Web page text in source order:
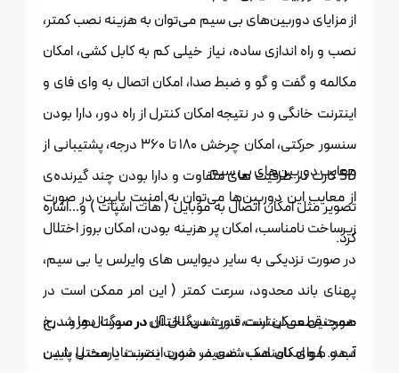
از مزایای دوربین‌های بی سیم می‌توان به هزینه نصب کمتر،
نصب و راه اندازی ساده، نیاز خیلی کم به کابل کشی، امکان
مکالمه و گفت و گو و ضبط صدا، امکان اتصال به وای فای و
اینترنت خانگی و در نتیجه امکان کنترل از راه دور، دارا بودن
سنسور حرکتی، امکان چرخش 180 تا 360 درجه، پشتیبانی از
SD کارت در ظرفیت های متفاوت و دارا بودن چند گیرنده‌ی
تصویر مثل امکان اتصال به موبایل ( هات اسپات ) و…اشاره
کرد.
معایب دوربین‌های بی سیم
از معایب این دوربین‌ها می‌توان به امنیت پایین در صورت
زیرساخت نامناسب، امکان پر هزینه بودن، امکان بروز اختلال
در صورت نزدیکی به سایر دیوایس های وایرلس یا بی سیم،
پهنای باند محدود، سرعت کمتر ( این امر ممکن است در
صورت قطعی اینترنت، دور شدن، اختلال در سیگنال‌ها و… رخ
دهد. ) و امکان هک شدن در صورت نصب نادرست یا پایین
همچنین ممکن است قدرت سیگنال آن در صورت دور شدن،
آب و هوای نامناسب، ضعیف شدن اینترنت یا مختل شدن